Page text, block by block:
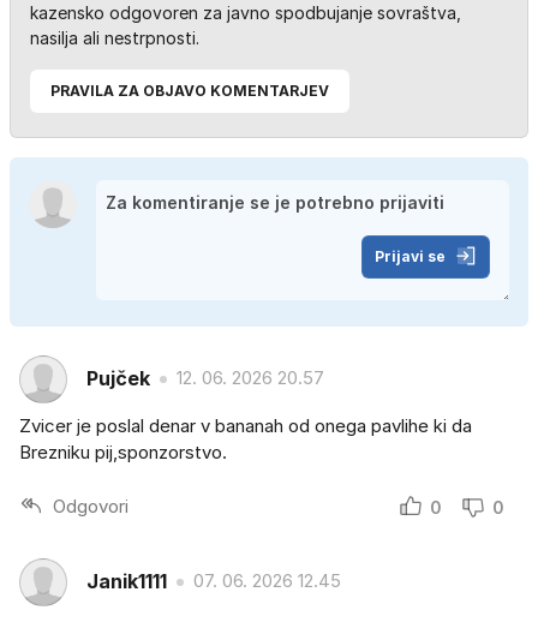
kazensko odgovoren za javno spodbujanje sovraštva,
nasilja ali nestrpnosti.
PRAVILA ZA OBJAVO KOMENTARJEV
Prijavi se
Pujček 12. 06. 2026 20.57
Zvicer je poslal denar v bananah od onega pavlihe ki da
Brezniku pij,sponzorstvo.
Odgovori 0 0
Janik1111 07. 06. 2026 12.45